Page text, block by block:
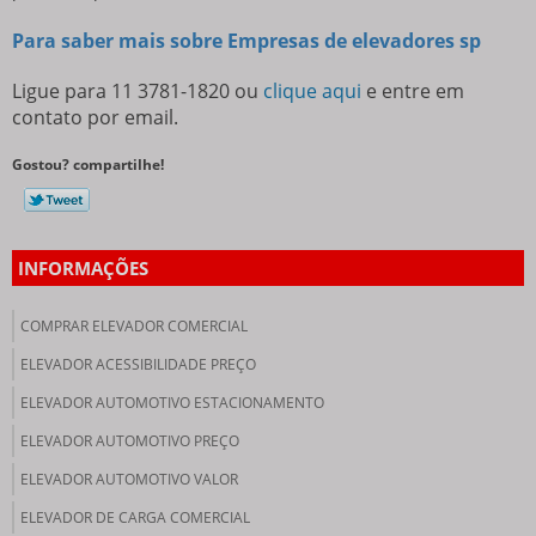
Para saber mais sobre Empresas de elevadores sp
Ligue para 11 3781-1820 ou clique aqui e entre em
contato por email.
Gostou? compartilhe!
INFORMAÇÕES
COMPRAR ELEVADOR COMERCIAL
ELEVADOR ACESSIBILIDADE PREÇO
ELEVADOR AUTOMOTIVO ESTACIONAMENTO
ELEVADOR AUTOMOTIVO PREÇO
ELEVADOR AUTOMOTIVO VALOR
ELEVADOR DE CARGA COMERCIAL